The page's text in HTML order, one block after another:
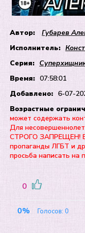
Автор:
Губарев
Исполнитель:
Серия:
Время: 07:58:01
Добавлено: 6-07-
Возрастные
может содержать
Для
СТРОГО ЗАПРЕЩЕН!
пропаганды ЛГБТ и
просьба написать на
0
0% Голосов: 0